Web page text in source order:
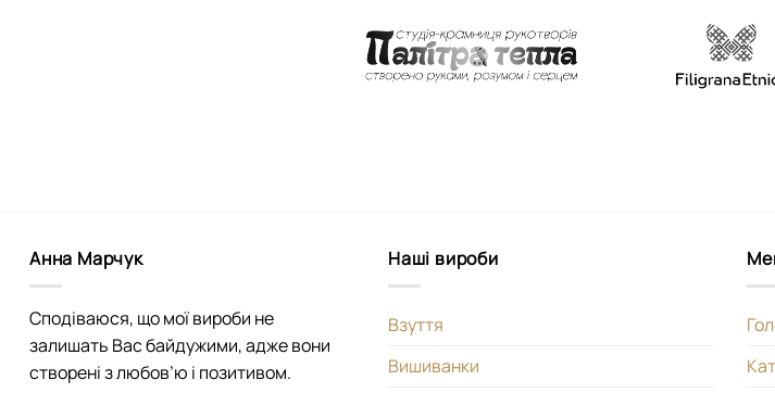
Анна Марчук
Сподіваюся, що мої вироби не
залишать Вас байдужими, адже вони
створені з любов’ю і позитивом.
Наші вироби
Взуття
Вишиванки